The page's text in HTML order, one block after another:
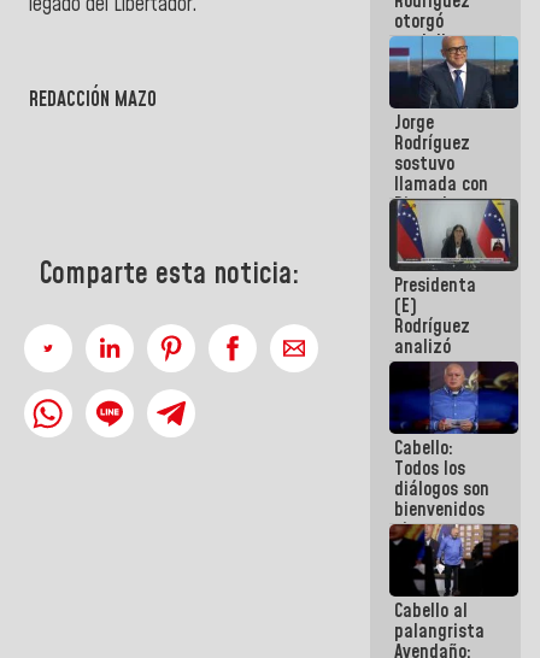
REDACCIÓN MAZO
Comparte esta noticia:
otorgó
medalla
"Héroe de
Venezuela"
a servidores
públicos
Jorge
Rodríguez
sostuvo
llamada con
Dinorah
Figuera y
acuerdan
primer
encuentro
presencial
para el
diálogo
Presidenta
(E)
Rodríguez
analizó
junto a
gobernadores
planes de
recuperación
del Sistema
Eléctrico
Nacional
Cabello:
Todos los
diálogos son
bienvenidos
siempre que
estén en el
marco de la
Constitución
de la
República
Cabello al
palangrista
Avendaño: